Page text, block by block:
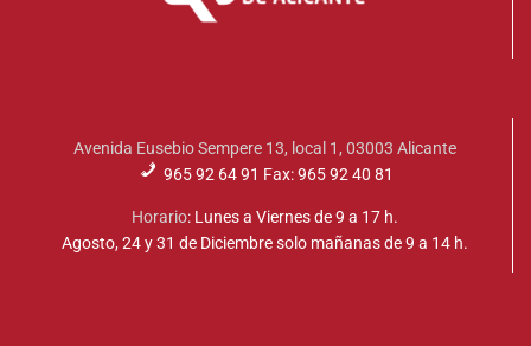
Avenida Eusebio Sempere 13, local 1, 03003 Alicante
965 92 64 91 Fax: 965 92 40 81
Horario: Lunes a Viernes de 9 a 17 h.
Agosto, 24 y 31 de Diciembre solo mañanas de 9 a 14 h.